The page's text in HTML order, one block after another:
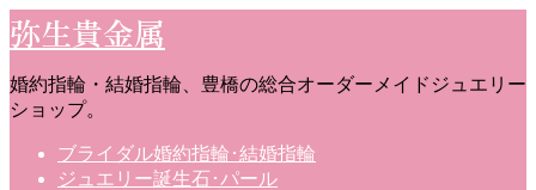
弥生貴金属
婚約指輪・結婚指輪、豊橋の総合オーダーメイドジュエリー
ショップ。
ブライダル婚約指輪･結婚指輪
ジュエリー誕生石･パール